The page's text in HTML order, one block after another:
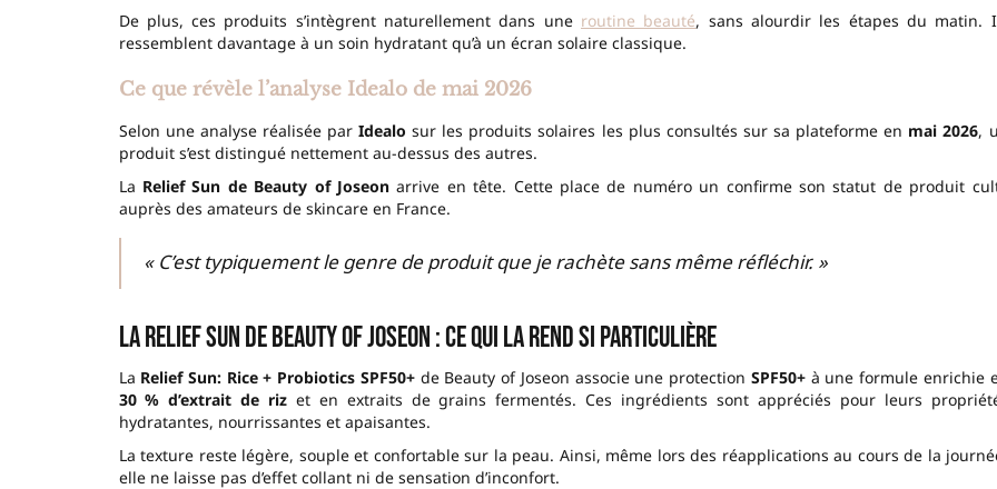
De plus, ces produits s’intègrent naturellement dans une routine beauté, sans alourdir les étapes du matin.
ressemblent davantage à un soin hydratant qu’à un écran solaire classique.
Ce que révèle l’analyse Idealo de mai 2026
Selon une analyse réalisée parIdealo sur les produits solaires les plus consultés sur sa plateforme en mai 2026,
produit s’est distingué nettement au-dessus des autres.
La Relief Sun de Beauty of Joseonarrive en tête. Cette place de numéro un confirme son statut de produit
auprès des amateurs de skincare en France.
« C’est typiquement le genre de produit que je rachète sans même réfléchir. »
La Relief Sun de Beauty of Joseon : ce qui la rend si particulière
La Relief Sun: Rice + Probiotics SPF50+de Beauty of Joseon associe une protection SPF50+à une formule enrichie
30 % d’extrait de riz et en extraits de grains fermentés. Ces ingrédients sont appréciés pour leurs
hydratantes, nourrissantes et apaisantes.
La texture reste légère, souple et confortable sur la peau. Ainsi, même lors des réapplications au cours de la
elle ne laisse pas d’effet collant ni de sensation d’inconfort.